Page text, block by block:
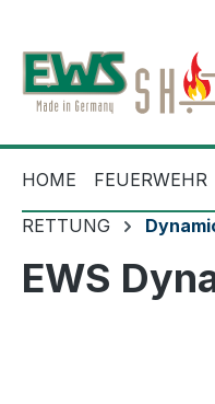
HOME FEUERWEHR
RETTUNG
EWS